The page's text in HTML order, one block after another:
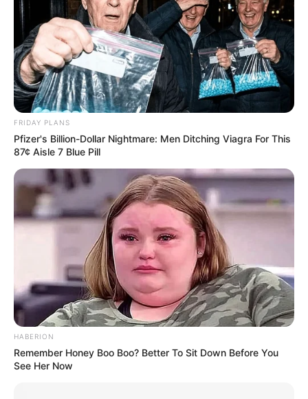
PRONOSTIC QUINTÉ PMU et bruits d’écuries
du jour à VINCENNES dans le PRIX
CONSTELLATION ce 23 Mai 2025
FRIDAY PLANS
Pfizer's Billion-Dollar Nightmare: Men Ditching Viagra For This
87¢ Aisle 7 Blue Pill
HABERION
Remember Honey Boo Boo? Better To Sit Down Before You
See Her Now